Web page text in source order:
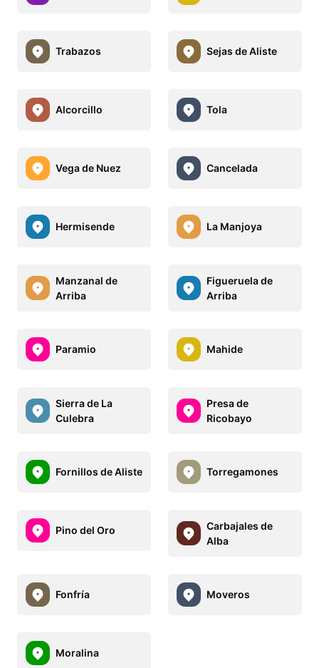
Trabazos Sejas de Aliste
Alcorcillo Tola
Vega de Nuez Cancelada
Hermisende La Manjoya
Manzanal de
Arriba
Figueruela de
Arriba
Paramio Mahide
Sierra de La
Culebra
Presa de
Ricobayo
Fornillos de Aliste Torregamones
Pino del Oro
Carbajales de
Alba
Fonfría Moveros
Moralina